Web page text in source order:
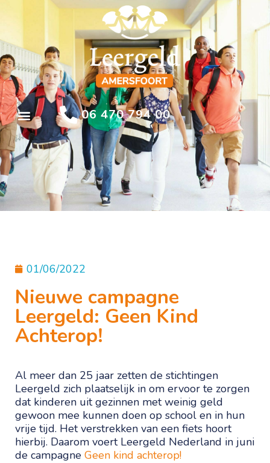
06 470 794 00
01/06/2022
Nieuwe campagne
Leergeld: Geen Kind
Achterop!
Al meer dan 25 jaar zetten de stichtingen
Leergeld zich plaatselijk in om ervoor te zorgen
dat kinderen uit gezinnen met weinig geld
gewoon mee kunnen doen op school en in hun
vrije tijd. Het verstrekken van een fiets hoort
hierbij. Daarom voert Leergeld Nederland in juni
de campagne Geen kind achterop!